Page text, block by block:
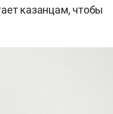
казанцам, чтобы